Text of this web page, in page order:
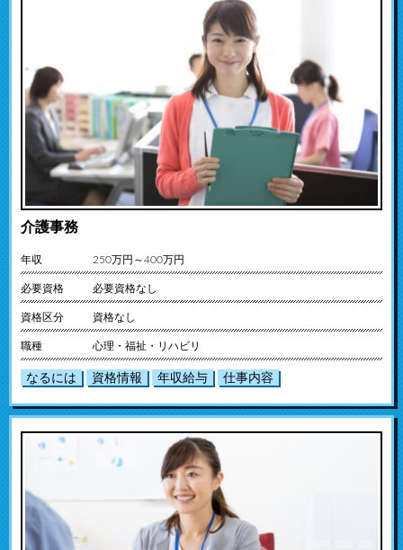
介護事務
年収 250万円～400万円
必要資格 必要資格なし
資格区分 資格なし
職種 心理・福祉・リハビリ
なるには 資格情報 年収給与 仕事内容